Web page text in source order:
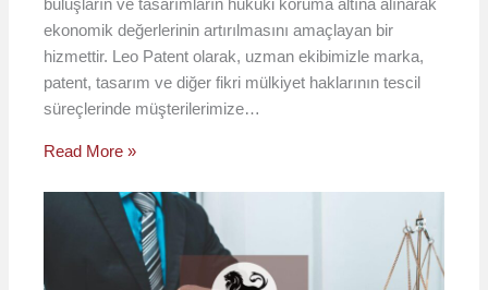
ekonomik değerlerinin artırılmasını amaçlayan bir
hizmettir. Leo Patent olarak, uzman ekibimizle marka,
patent, tasarım ve diğer fikri mülkiyet haklarının tescil
süreçlerinde müşterilerimize…
Read More »